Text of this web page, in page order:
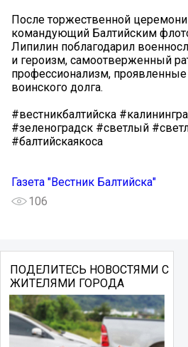
После торжественной
командующий Балтийским
Липилин поблагодарил
и героизм, самоотверженный
профессионализм,
воинского долга.
#вестникбалтийска
#зеленоградск #светлый
#балтийскаякоса
Газета "Вестник Балтийска"
106
ПОДЕЛИТЕСЬ НОВОСТЯМИ С
ЖИТЕЛЯМИ ГОРОДА